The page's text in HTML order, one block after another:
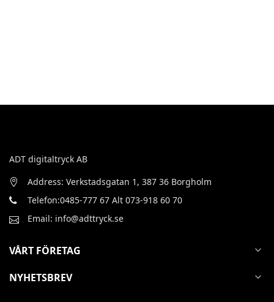
ADT digitaltryck AB
Address: Verkstadsgatan 1, 387 36 Borgholm
Telefon:0485-777 67 Alt 073-918 60 70
Email: info@adttryck.se
VÅRT FÖRETAG expand_more
NYHETSBREV expand_more